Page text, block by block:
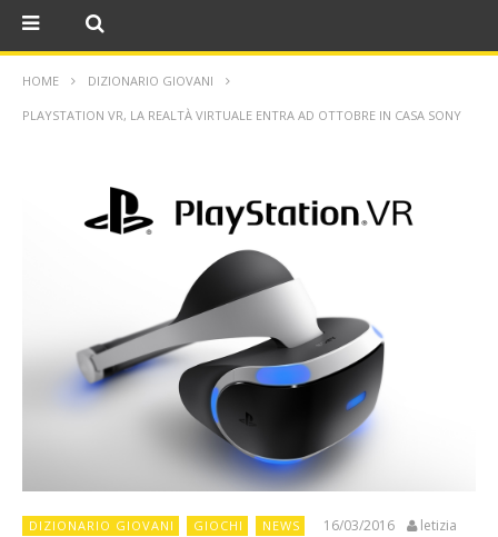
HOME DIZIONARIO GIOVANI
PLAYSTATION VR, LA REALTÀ VIRTUALE ENTRA AD OTTOBRE IN CASA SONY
DIZIONARIO GIOVANI GIOCHI NEWS 16/03/2016 letizia